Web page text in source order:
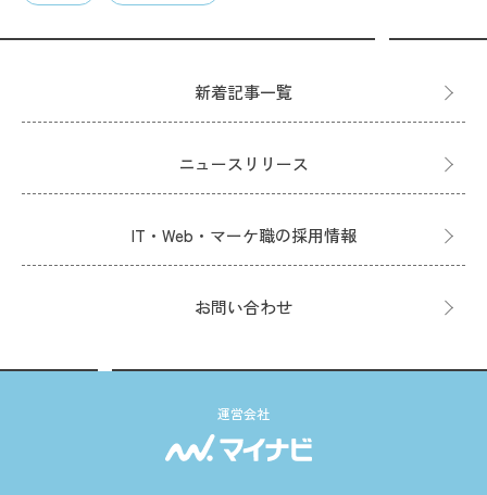
新着記事一覧
ニュースリリース
IT・Web・マーケ職の採用情報
お問い合わせ
運営会社